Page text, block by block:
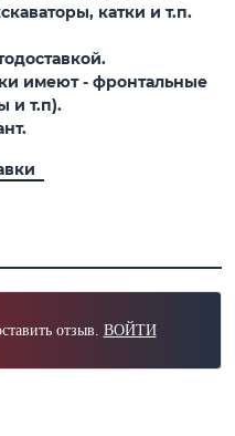
катки и т.п.
имеют - фронтальные
и т.п).
отзыв. ВОЙТИ